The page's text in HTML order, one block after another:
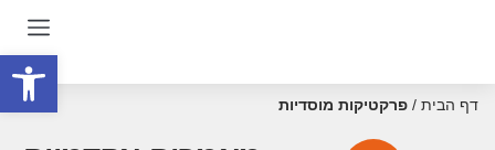
דף הבית / פרקטיקות מוסדיות
פתח